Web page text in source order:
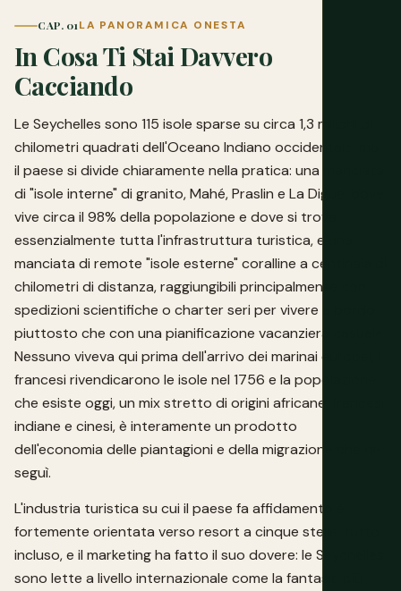
CAP. 01LA PANORAMICA ONESTA
In Cosa Ti Stai Davvero
Cacciando
Le Seychelles sono 115 isole sparse su circa 1,3 milioni di
chilometri quadrati dell'Oceano Indiano occidentale, ma
il paese si divide chiaramente nella pratica: una manciata
di "isole interne" di granito, Mahé, Praslin e La Digue, dove
vive circa il 98% della popolazione e dove si trova
essenzialmente tutta l'infrastruttura turistica, e una
manciata di remote "isole esterne" coralline a centinaia di
chilometri di distanza, raggiungibili principalmente con
spedizioni scientifiche o charter seri per vivere a bordo
piuttosto che con una pianificazione vacanziera casuale.
Nessuno viveva qui prima dell'arrivo dei marinai europei; i
francesi rivendicarono le isole nel 1756 e la popolazione
che esiste oggi, un mix stretto di origini africane, francesi,
indiane e cinesi, è interamente un prodotto
dell'economia delle piantagioni e della migrazione che ne
seguì.
L'industria turistica su cui il paese fa affidamento è
fortemente orientata verso resort a cinque stelle, tutto
incluso, e il marketing ha fatto il suo dovere: le Seychelles
sono lette a livello internazionale come la fantasia più